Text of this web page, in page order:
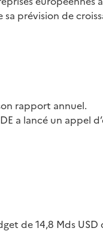
sa prévision de
rapport annuel.
a lancé un appel
de 14,8 Mds